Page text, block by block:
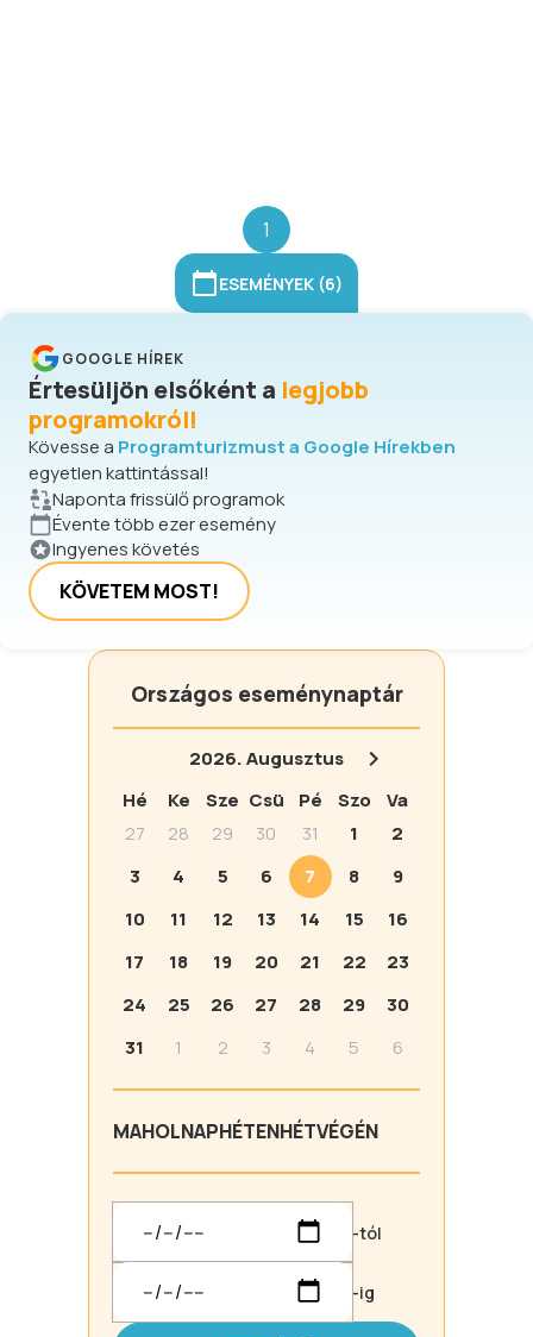
1
ESEMÉNYEK (6)
GOOGLE HÍREK
Értesüljön elsőként a legjobb
programokról!
Kövesse a Programturizmust a Google Hírekben
egyetlen kattintással!
Naponta frissülő programok
Évente több ezer esemény
Ingyenes követés
KÖVETEM MOST!
Országos eseménynaptár
2026.Augusztus
Hé
Ke Sze Csü Pé Szo
Va
27
28 29 30 31 1
2
3
4 5 6 7 8
9
10
11 12 13 14 15
16
17
18 19 20 21 22
23
24
25 26 27 28 29
30
31
1 2 3 4 5 6
MAHOLNAPHÉTENHÉTVÉGÉN
-tól
-ig